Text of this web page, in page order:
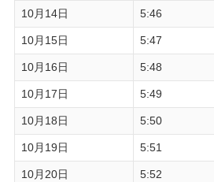
10月14日 5:46
10月15日 5:47
10月16日 5:48
10月17日 5:49
10月18日 5:50
10月19日 5:51
10月20日 5:52